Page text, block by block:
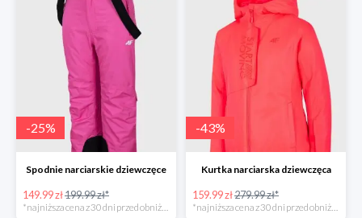
-25%
Spodnie narciarskie dziewczęce
149.99 zł199.99 zł*
*najniższa cena z 30 dni przed obniżką
-43%
Kurtka narciarska dziewczęca
159.99 zł279.99 zł*
*najniższa cena z 30 dni przed obniżką